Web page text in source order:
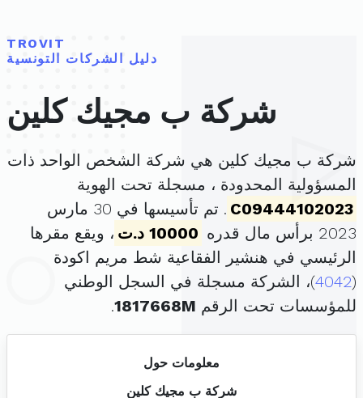
TROVIT
دليل الشركات التونسية
شركة ب مجيك كلين
شركة ب مجيك كلين هي شركة الشخص الواحد ذات
المسؤولية المحدودة ، مسجلة تحت الهوية
C09444102023
. تم تأسيسها في 30 مارس
2023 برأس مال قدره
10000 د.ت
، ويقع مقرها
الرئيسي في هنشير الفقاعية شط مريم اكودة
(
4042)، الشركة مسجلة في السجل الوطني
للمؤسسات تحت الرقم 1817668M
.
معلومات حول
شركة ب مجيك كلين